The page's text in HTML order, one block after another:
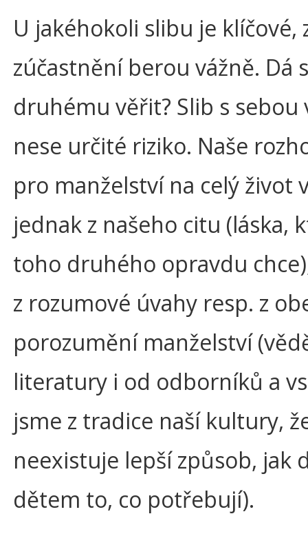
U jakéhokoli slibu je klíčové,
zúčastnění berou vážně. Dá
druhému věřit? Slib s sebou
nese určité riziko. Naše
pro manželství na celý život
jednak z našeho citu (láska,
toho druhého opravdu
z rozumové úvahy resp. z
porozumění manželství
literatury i od odborníků a
jsme z tradice naší kultury,
neexistuje lepší způsob, jak
dětem to, co potřebují).